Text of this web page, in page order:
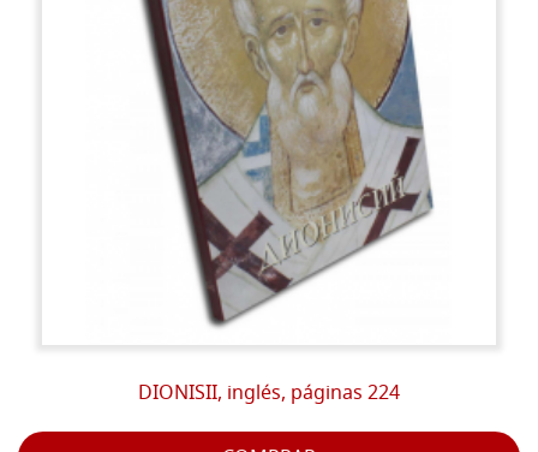
DIONISII, inglés, páginas 224